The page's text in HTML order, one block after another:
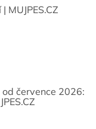
od července 2026: